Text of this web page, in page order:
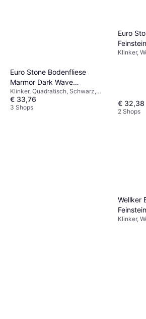
Euro Stone Bodenfliese
Marmor Dark Wave
Feinsteinzeug Glasiert Poliert
60x60cm
Klinker, Quadratisch, Schwarz,
Grau, Glänzend, Marmor,
Porzellan, Breite: 60cm, Länge:
€ 33,76
3 Shops
Euro
Light 30
Klinker,
€ 32,38
2 Shops
Wellker
Poliert
Klinker,